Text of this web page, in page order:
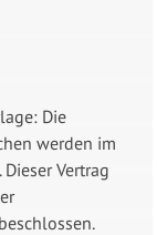
Die
werden im
Vertrag